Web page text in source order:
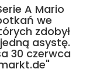
A Mario
we
zdobył
asystę.
30 czerwca